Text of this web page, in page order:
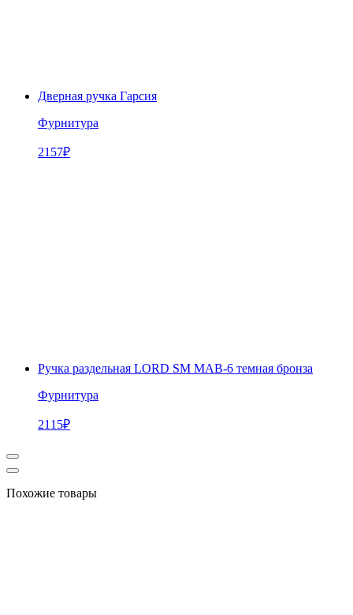
Дверная ручка Гарсия
Фурнитура
2157₽
Ручка раздельная LORD SM MAB-6 темная бронза
Фурнитура
2115₽
Похожие товары